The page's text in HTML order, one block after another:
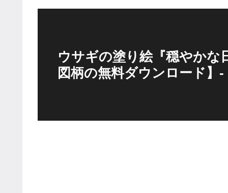
ウサギの塗り絵『穏やかな
図柄の無料ダウンロード】